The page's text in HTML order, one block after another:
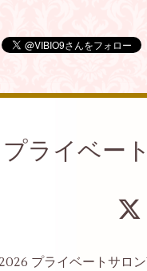
プライベー
プライベートサロ